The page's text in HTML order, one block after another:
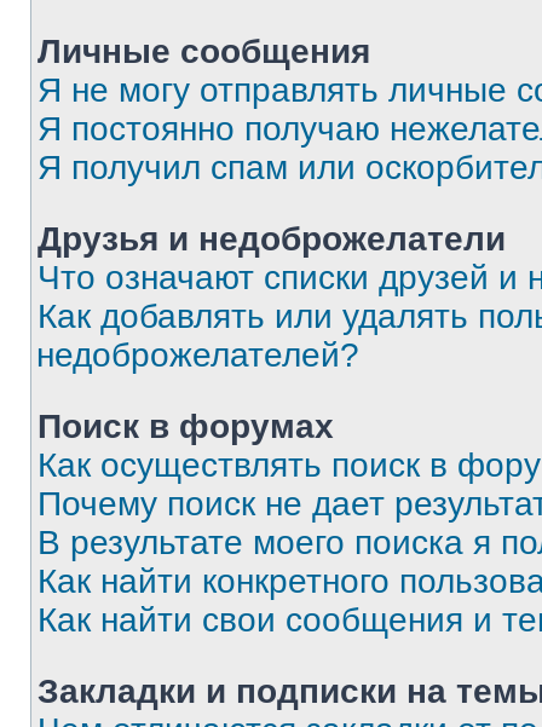
Личные сообщения
Я не могу отправлять личные
Я постоянно получаю
Я получил спам или
Друзья и недоброжелатели
Что означают списки друзей и
Как добавлять или удалять
недоброжелателей?
Поиск в форумах
Как осуществлять поиск в
Почему поиск не дает
В результате моего поиска я
Как найти конкретного
Как найти свои сообщения и
Закладки и подписки на